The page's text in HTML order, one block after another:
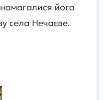
його
села Нечаєве.